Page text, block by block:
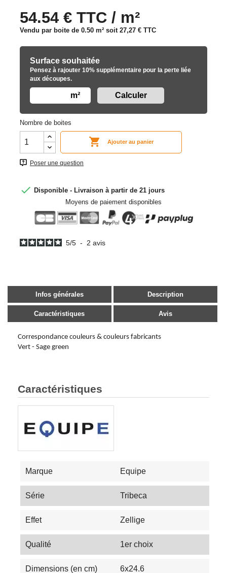
54.54 € TTC / m²
Vendu par boite de 0.50 m² soit 27,27 € TTC
Surface souhaitée
Pensez à rajouter 10% supplémentaire pour la perte liée
aux découpes.
m²
Nombre de boites
 Ajouter au panier
Poser une question
 Disponible - Livraison à partir de 21 jours
Moyens de paiement disponibles
5/5 - 2 avis
Infos générales Description
Caractéristiques Avis
Correspondance couleurs & couleurs fabricants
Vert - Sage green
Caractéristiques
Marque Equipe
Série Tribeca
Effet Zellige
Qualité 1er choix
Dimensions (en cm) 6x24.6